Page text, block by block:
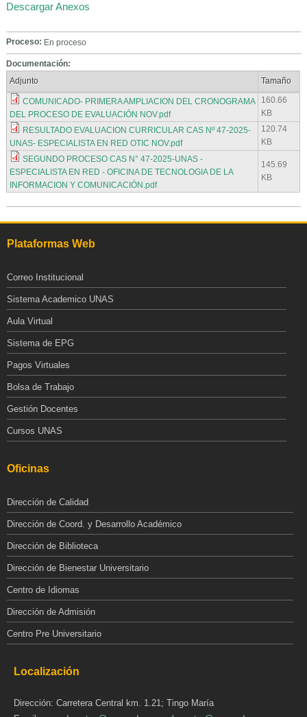
Descargar Anexos
Proceso: En proceso
Documentación:
Adjunto
Tamaño
COMUNICADO- PRIMERA AMPLIACION DEL CRONOGRAMA
DEL PROCESO DE EVALUACIÓN NOV.pdf
160.66
KB
RESULTADO EVALUACION CURRICULAR CAS Nº 47-2025-
UNAS- ESPECIALISTA EN RED OTIC NOV.pdf
120.74
KB
SEGUNDO PROCESO CAS N° 47-2025-UNAS -
ESPECIALISTA EN RED - OFICINA DE TECNOLOGIA DE LA
INFORMACION Y COMUNICACIÓN.pdf
145.69
KB
Plataformas Web
Correo Institucional
Sistema Academico UNAS
Aula Virtual
Sistema de EPG
Pagos Virtuales
Bolsa de Trabajo
Gestión Docentes
Cursos UNAS
Oficinas
Dirección de Calidad
Dirección de Coord. y Desarrollo Académico
Dirección de Biblioteca
Dirección de Bienestar Universitario
Centro de Idiomas
Dirección de Admisión
Centro Pre Universitario
Localización
Dirección: Carretera Central km. 1.21; Tingo María